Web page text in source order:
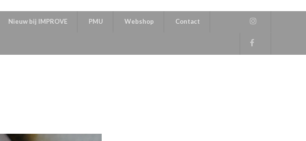
Nieuw bij IMPROVE PMU Webshop Contact